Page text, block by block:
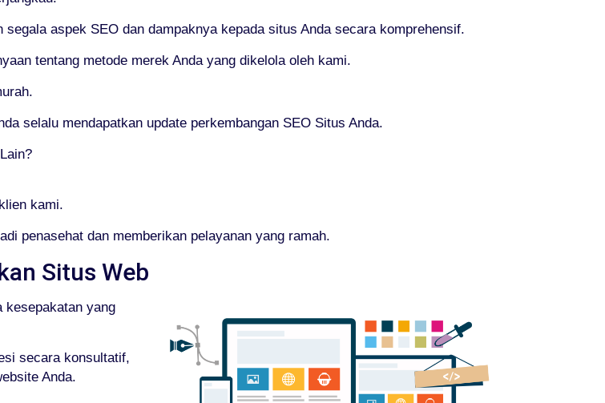
aspek SEO dan dampaknya kepada situs Anda secara komprehensif.
tentang metode merek Anda yang dikelola oleh kami.
selalu mendapatkan update perkembangan SEO Situs Anda.
kami.
penasehat dan memberikan pelayanan yang ramah.
Situs Web
kesepakatan yang
secara konsultatif,
Anda.